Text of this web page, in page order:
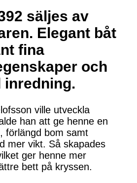
säljes av
Elegant båt
fina
och
inredning.
ville utveckla
han att ge henne en
förlängd bom samt
mer vikt. Så skapades
ger henne mer
bett på kryssen.